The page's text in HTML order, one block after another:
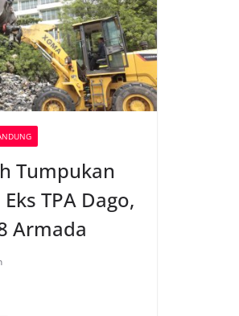
Tumpukan
TPA Dago,
Armada